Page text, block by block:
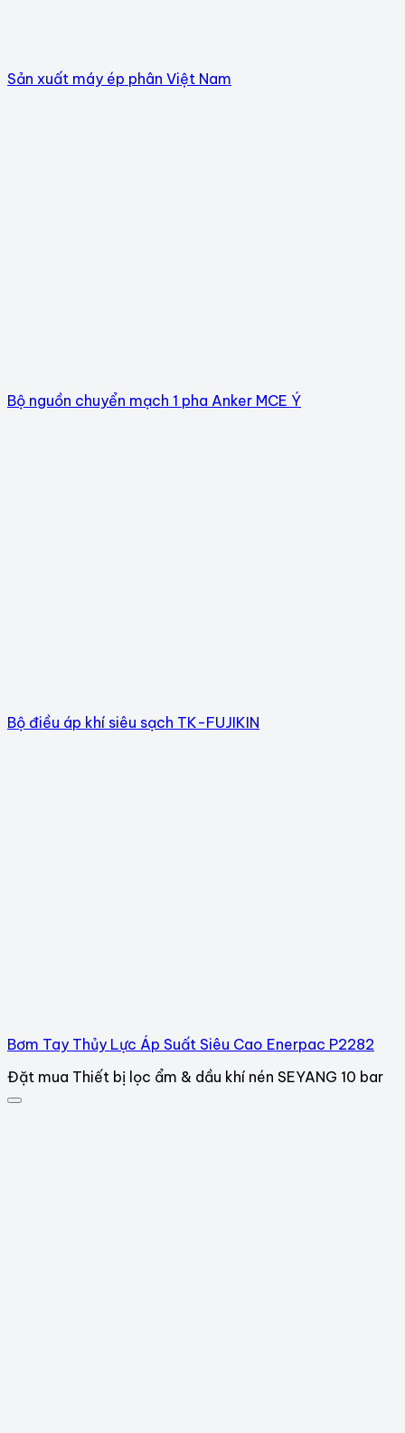
Sản xuất máy ép phân Việt Nam
Bộ nguồn chuyển mạch 1 pha Anker MCE Ý
Bộ điều áp khí siêu sạch TK-FUJIKIN
Bơm Tay Thủy Lực Áp Suất Siêu Cao Enerpac P2282
Đặt mua Thiết bị lọc ẩm & dầu khí nén SEYANG 10 bar